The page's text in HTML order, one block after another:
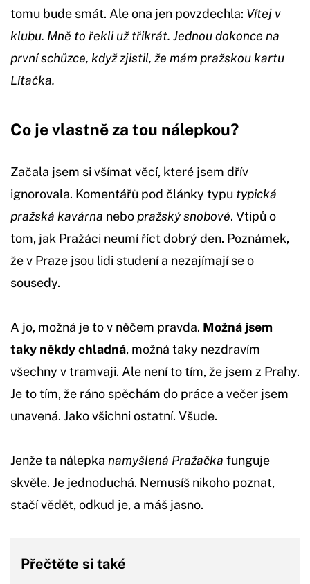
tomu bude smát. Ale ona jen povzdechla: Vítej v
klubu. Mně to řekli už třikrát. Jednou dokonce na
první schůzce, když zjistil, že mám pražskou kartu
Lítačka.
Co je vlastně za tou nálepkou?
Začala jsem si všímat věcí, které jsem dřív
ignorovala. Komentářů pod články typu typická
pražská kavárna nebopražský snobové. Vtipů o
tom, jak Pražáci neumí říct dobrý den. Poznámek,
že v Praze jsou lidi studení a nezajímají se o
sousedy.
A jo, možná je to v něčem pravda. Možná jsem
taky někdy chladná, možná taky nezdravím
všechny v tramvaji. Ale není to tím, že jsem z Prahy.
Je to tím, že ráno spěchám do práce a večer jsem
unavená. Jako všichni ostatní. Všude.
Jenže ta nálepka namyšlená Pražačka funguje
skvěle. Je jednoduchá. Nemusíš nikoho poznat,
stačí vědět, odkud je, a máš jasno.
Přečtěte si také